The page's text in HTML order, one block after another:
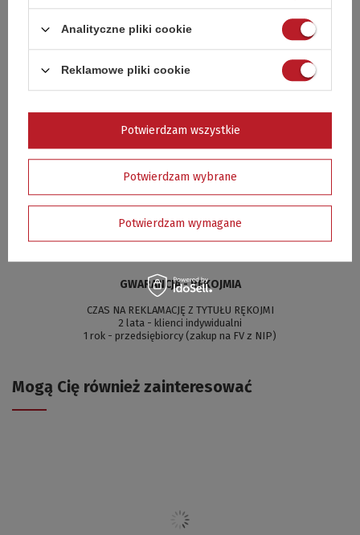
0
5/5 Opinia potwierdzona zakupem
ok
Przemysław, CZĘSTOCHOWA
Czy opinia była pomocna?
GWARANCJA - RĘKOJMIA
CZAS NA REKLAMACJĘ Z TYTUŁU RĘKOJMI
2 lata - klienci indywidualni
1 rok - przedsiębiorcy (zakup na FV z NIP)
Mogą Cię również zainteresować
Analityczne pliki cookie
Reklamowe pliki cookie
Potwierdzam wybrane
Potwierdzam wymagane
Potwierdzam wszystkie